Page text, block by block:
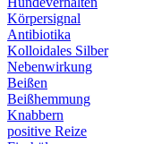
Körpersignal
Antibiotika
Kolloidales Silber
Nebenwirkung
Beißen
Beißhemmung
Knabbern
positive Reize